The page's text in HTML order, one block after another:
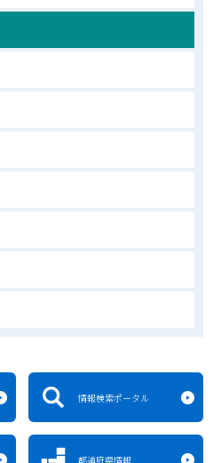
情報検索ポータル
都道府県情報